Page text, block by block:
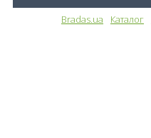
Bradas.ua Каталог